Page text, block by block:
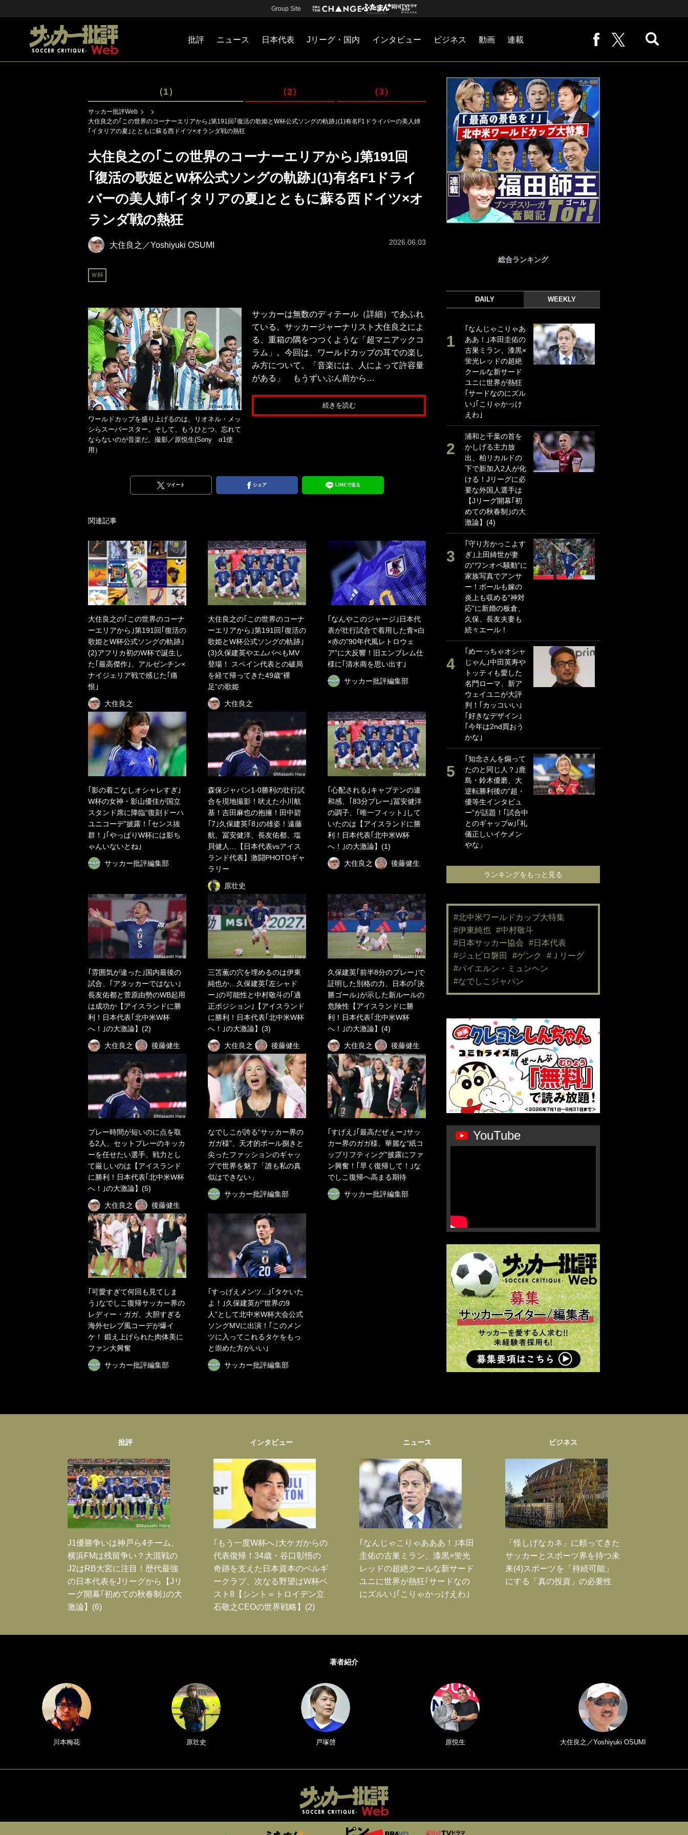
Group Site
批評 ニュース 日本代表 Jリーグ・国内 インタビュー ビジネス 動画 連載
（1） （2） （3）
サッカー批評Web
大住良之の｢この世界のコーナーエリアから｣第191回｢復活の歌姫とW杯公式ソングの軌跡｣(1)有名F1ドライバーの美人姉
｢イタリアの夏｣とともに蘇る西ドイツ×オランダ戦の熱狂
大住良之の｢この世界のコーナーエリアから｣第191回
｢復活の歌姫とW杯公式ソングの軌跡｣(1)有名F1ドライ
バーの美人姉｢イタリアの夏｣とともに蘇る西ドイツ×オ
ランダ戦の熱狂
大住良之／Yoshiyuki OSUMI
Ｗ杯
2026.06.03
ワールドカップを盛り上げるのは、リオネル・メッ
シらスーパースター。そして、もうひとつ、忘れて
ならないのが音楽だ。撮影／原悦生(Sony α1使
用）
サッカーは無数のディテール（詳細）であふれ
ている。サッカージャーナリスト大住良之によ
る、重箱の隅をつつくような「超マニアックコ
ラム」。今回は、ワールドカップの耳での楽し
み方について。「音楽には、人によって許容量
がある」 もうずいぶん前から…
続きを読む
ツイート シェア LINEで送る
関連記事
大住良之の｢この世界のコーナ
ーエリアから｣第191回｢復活の
歌姫とW杯公式ソングの軌跡｣
(2)アフリカ初のW杯で誕生し
た｢最高傑作｣、アルゼンチン×
ナイジェリア戦で感じた｢痛
恨｣
大住良之
大住良之の｢この世界のコーナ
ーエリアから｣第191回｢復活の
歌姫とW杯公式ソングの軌跡｣
(3)久保建英やエムバぺもMV
登場！ スペイン代表との破局
を経て帰ってきた49歳“裸
足”の歌姫
大住良之
｢なんやこのジャージ｣日本代
表が壮行試合で着用した青×白
×赤の"90年代風レトロウェ
ア”に大反響！旧エンブレム仕
様に｢清水商を思い出す｣
サッカー批評編集部
｢影の着こなしオシャレすぎ｣
W杯の女神・影山優佳が国立
スタンド席に降臨“復刻ドーハ
ユニコーデ”披露！｢センス抜
群！｣｢やっぱりW杯には影ち
ゃんいないとね｣
サッカー批評編集部
森保ジャパン1-0勝利の壮行試
合を現地撮影！吠えた小川航
基！吉田麻也の抱擁！田中碧
｢7｣久保建英｢8｣の雄姿！遠藤
航、冨安健洋、長友佑都、塩
貝健人…【日本代表vsアイス
ランド代表】激闘PHOTOギャ
ラリー
原壮史
｢心配される｣キャプテンの違
和感、｢83分プレー｣冨安健洋
の調子、｢唯一フィット｣して
いたのは【アイスランドに勝
利！日本代表｢北中米W杯
へ！｣の大激論】(1)
大住良之 後藤健生
｢雰囲気が違った｣国内最後の
試合、｢アタッカーではない｣
長友佑都と菅原由勢のWB起用
は成功か【アイスランドに勝
利！日本代表｢北中米W杯
へ！｣の大激論】(2)
大住良之 後藤健生
三笘薫の穴を埋めるのは伊東
純也か…久保建英｢左シャド
ー｣の可能性と中村敬斗の｢適
正ポジション｣【アイスランド
に勝利！日本代表｢北中米W杯
へ！｣の大激論】(3)
大住良之 後藤健生
久保建英｢前半8分のプレー｣で
証明した別格の力、日本の｢決
勝ゴール｣が示した新ルールの
危険性【アイスランドに勝
利！日本代表｢北中米W杯
へ！｣の大激論】(4)
大住良之 後藤健生
プレー時間が短いのに点を取
る2人、セットプレーのキッカ
ーを任せたい選手、戦力とし
て厳しいのは【アイスランド
に勝利！日本代表｢北中米W杯
へ！｣の大激論】(5)
大住良之 後藤健生
なでしこが誇る“サッカー界の
ガガ様”、天才的ボール捌きと
尖ったファッションのギャッ
プで世界を魅了「誰も私の真
似はできない」
サッカー批評編集部
｢すげえ｣｢最高だぜぇー｣サッ
カー界のガガ様、華麗な“紙コ
ップリフティング”披露にファ
ン興奮！｢早く復帰して！｣な
でしこ復帰へ高まる期待
サッカー批評編集部
｢可愛すぎて何回も見てしま
う｣なでしこ復帰サッカー界の
レディー・ガガ、大胆すぎる
海外セレブ風コーデが爆イ
ケ！ 鍛え上げられた肉体美に
ファン大興奮
サッカー批評編集部
｢すっげえメンツ...｣｢タケいた
よ！｣久保建英が“世界の9
人”として北中米W杯大会公式
ソングMVに出演！｢このメン
ツに入ってこれるタケをもっ
と崇めた方がいい｣
サッカー批評編集部
総合ランキング
DAILY WEEKLY
｢なんじゃこりゃあ
ああ！｣本田圭佑の
古巣ミラン、漆黒×
蛍光レッドの超絶
クールな新サード
ユニに世界が熱狂
｢サードなのにズル
い｣｢こりゃかっけ
えわ｣
浦和と千葉の首を
かしげる主力放
出、柏リカルドの
下で新加入2人が化
ける！Jリーグに必
要な外国人選手は
【Jリーグ開幕｢初
めての秋春制｣の大
激論】(4)
｢守り方かっこよす
ぎ｣上田綺世が妻
の“ワンオペ騒動”に
家族写真でアンサ
ー！ボールも嫁の
炎上も収める“神対
応”に新婚の板倉、
久保、長友夫妻も
続々エール！
｢めーっちゃオシャ
じゃん｣中田英寿や
トッティも愛した
名門ローマ、新ア
ウェイユニが大評
判！｢カッコいい｣
｢好きなデザイン｣
｢今年は2nd買おう
かな｣
｢知念さんを煽って
たのと同じ人？｣鹿
島・鈴木優磨、大
逆転勝利後の“超・
優等生インタビュ
ー”が話題！｢試合中
とのギャップw｣｢礼
儀正しいイケメン
やな」
ランキングをもっと見る
#北中米ワールドカップ大特集
#伊東純也 #中村敬斗
#日本サッカー協会
#日本代表
#ジュビロ磐田
#ゲンク
#Ｊリーグ
#バイエルン・ミュンヘン
#なでしこジャパン
YouTube
批評
J1優勝争いは神戸ら4チーム、
横浜FMは残留争い？大混戦の
J2はRB大宮に注目！歴代最強
の日本代表をJリーグから【Jリ
ーグ開幕｢初めての秋春制｣の大
激論】(6)
インタビュー
｢もう一度W杯へ｣大ケガからの
代表復帰！34歳・谷口彰悟の
奇跡を支えた日本資本のベルギ
ークラブ、次なる野望はW杯ベ
スト8【シント＝トロイデン立
石敬之CEOの世界戦略】(2)
ニュース
｢なんじゃこりゃあああ！｣本田
圭佑の古巣ミラン、漆黒×蛍光
レッドの超絶クールな新サード
ユニに世界が熱狂｢サードなの
にズルい｣｢こりゃかっけえわ｣
ビジネス
「怪しげなカネ」に頼ってきた
サッカーとスポーツ界を待つ未
来(4)スポーツを「持続可能」
にする「真の投資」の必要性
著者紹介
川本梅花 原壮史 戸塚啓 原悦生 大住良之／Yoshiyuki OSUMI